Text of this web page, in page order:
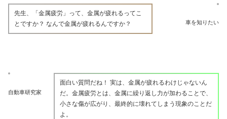
車を知りたい
先生、「金属疲労」って、金属が疲れるってこ
とですか？ なんで金属が疲れるんですか？
自動車研究家
面白い質問だね！ 実は、金属が疲れるわけじゃないん
だ。金属疲労とは、金属に繰り返し力が加わることで、
小さな傷が広がり、最終的に壊れてしまう現象のことだ
よ。